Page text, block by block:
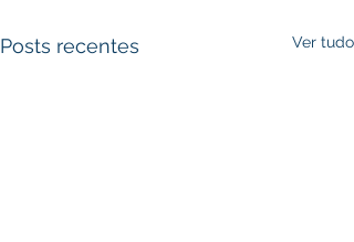
Posts recentes Ver tudo